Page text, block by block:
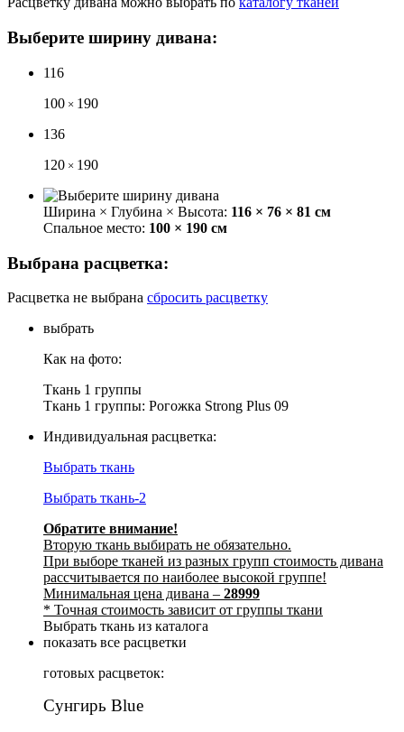
Выберите ширину дивана:
116
100 × 190
136
120 × 190
Ширина × Глубина × Высота: 116 × 76 × 81 см
Спальное место: 100 × 190 см
Выбрана расцветка:
Расцветка не выбрана сбросить расцветку
выбрать
Как на фото:
Ткань 1 группы
Ткань 1 группы: Рогожка Strong Plus 09
Индивидуальная расцветка:
Выбрать ткань
Выбрать ткань-2
Обратите внимание!
Вторую ткань выбирать не обязательно.
При выборе тканей из разных групп стоимость дивана
рассчитывается по наиболее высокой группе!
Минимальная цена дивана – 28999
* Точная стоимость зависит от группы ткани
Выбрать ткань из каталога
показать все расцветки
готовых расцветок:
Сунгирь Blue